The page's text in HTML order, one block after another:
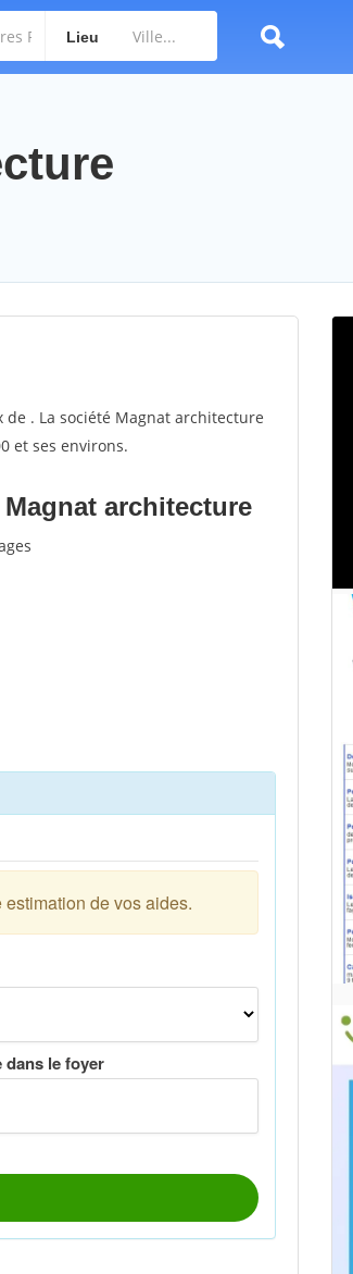
Lieu
. La société Magnat architecture
et ses environs.
architecture